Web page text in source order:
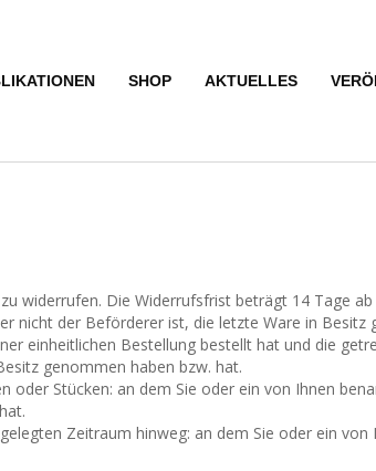
SHOP AKTUELLES
widerrufen. Die Widerrufsfrist beträgt 14 Tage
nicht der Beförderer ist, die letzte Ware in Besitz
einheitlichen Bestellung bestellt hat und die
genommen haben bzw. hat.
oder Stücken: an dem Sie oder ein von Ihnen
Zeitraum hinweg: an dem Sie oder ein